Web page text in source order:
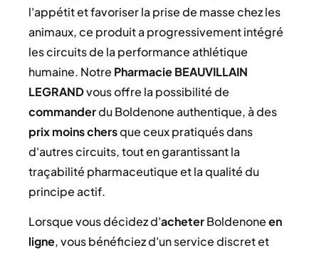
l'appétit et favoriser la prise de masse chez les
animaux, ce produit a progressivement intégré
les circuits de la performance athlétique
humaine. Notre Pharmacie BEAUVILLAIN
LEGRANDvous offre la possibilité de
commanderdu Boldenone authentique, à des
prix moins chersque ceux pratiqués dans
d'autres circuits, tout en garantissant la
traçabilité pharmaceutique et la qualité du
principe actif.
Lorsque vous décidez d'acheterBoldenoneen
ligne, vous bénéficiez d'un service discret et